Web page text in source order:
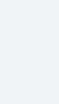
レイルラン